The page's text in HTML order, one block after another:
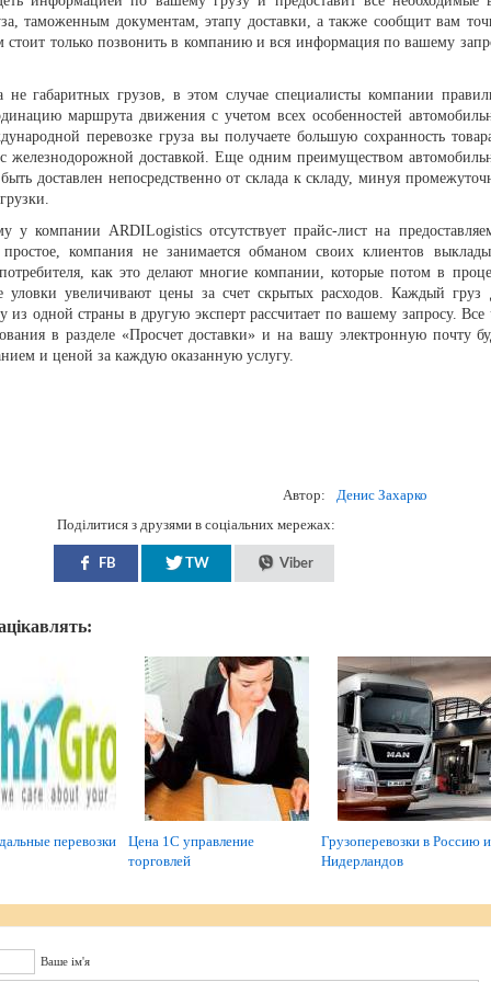
таможенным документам, этапу доставки, а также сообщит вам
только позвонить в компанию и вся информация по вашему
не габаритных грузов, в этом случае специалисты компании
маршрута движения с учетом всех особенностей
перевозке груза вы получаете большую сохранность
железнодорожной доставкой. Еще одним преимуществом
доставлен непосредственно от склада к складу, минуя
у компании ARDILogistics отсутствует прайс-лист на
компания не занимается обманом своих клиентов
как это делают многие компании, которые потом в
уловки увеличивают цены за счет скрытых расходов. Каждый груз
из одной страны в другую эксперт рассчитает по вашему запросу. Все
в разделе «Просчет доставки» и на вашу электронную почту
и ценой за каждую оказанную услугу.
Автор:
Денис Захарко
Поділитися з друзями в соціальних мережах:
FB TW Viber
перевозки
Цена 1С управление
торговлей
Грузоперевозки в Россию
Нидерландов
Ваше ім'я